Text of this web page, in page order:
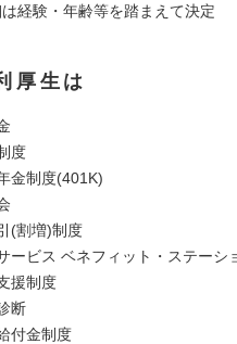
経験・年齢等を踏まえて決定
厚生は
度
金制度(401K)
(割増)制度
ービス ベネフィット・ステーシ
援制度
断
付金制度